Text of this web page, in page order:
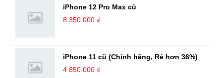
iPhone 12 Pro Max cũ
8.350.000 ₫
iPhone 11 cũ (Chính hãng, Rẻ hơn 36%)
4.850.000 ₫